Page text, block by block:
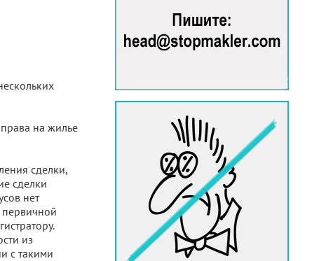
на жилье
сделки,
сделки
нет
первичной
из
с такими